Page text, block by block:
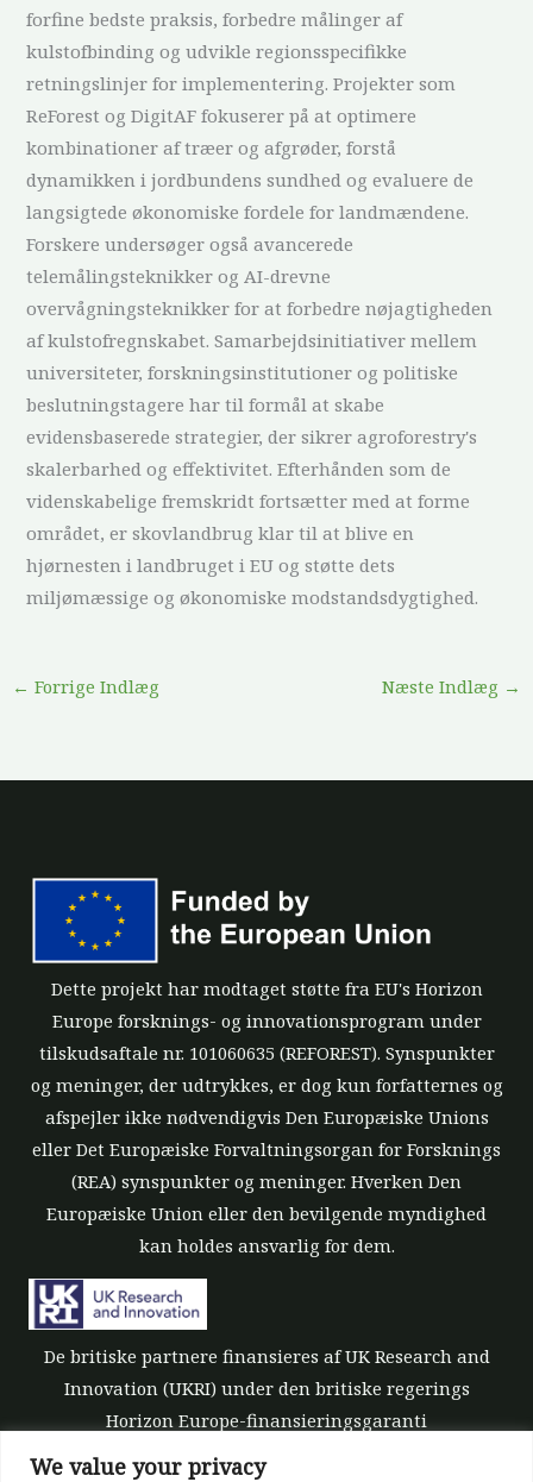
We value your privacy
forfine bedste praksis, forbedre målinger af
kulstofbinding og udvikle regionsspecifikke
retningslinjer for implementering. Projekter som
ReForest og DigitAF fokuserer på at optimere
kombinationer af træer og afgrøder, forstå
dynamikken i jordbundens sundhed og evaluere de
langsigtede økonomiske fordele for landmændene.
Forskere undersøger også avancerede
telemålingsteknikker og AI-drevne
overvågningsteknikker for at forbedre nøjagtigheden
af kulstofregnskabet. Samarbejdsinitiativer mellem
universiteter, forskningsinstitutioner og politiske
beslutningstagere har til formål at skabe
evidensbaserede strategier, der sikrer agroforestry's
skalerbarhed og effektivitet. Efterhånden som de
videnskabelige fremskridt fortsætter med at forme
området, er skovlandbrug klar til at blive en
hjørnesten i landbruget i EU og støtte dets
miljømæssige og økonomiske modstandsdygtighed.
← Forrige Indlæg Næste Indlæg →
Dette projekt har modtaget støtte fra EU's Horizon
Europe forsknings- og innovationsprogram under
tilskudsaftale nr. 101060635 (REFOREST). Synspunkter
og meninger, der udtrykkes, er dog kun forfatternes og
afspejler ikke nødvendigvis Den Europæiske Unions
eller Det Europæiske Forvaltningsorgan for Forsknings
(REA) synspunkter og meninger. Hverken Den
Europæiske Union eller den bevilgende myndighed
kan holdes ansvarlig for dem.
De britiske partnere finansieres af UK Research and
Innovation (UKRI) under den britiske regerings
Horizon Europe-finansieringsgaranti
[tilskudsnummer 10039700].